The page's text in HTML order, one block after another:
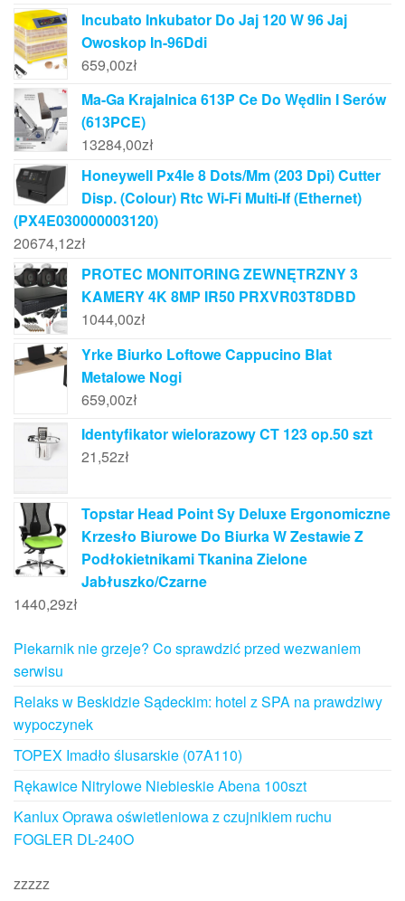
Incubato Inkubator Do Jaj 120 W 96 Jaj
Owoskop In-96Ddi
659,00zł
Ma-Ga Krajalnica 613P Ce Do Wędlin I Serów
(613PCE)
13284,00zł
Honeywell Px4Ie 8 Dots/Mm (203 Dpi) Cutter
Disp. (Colour) Rtc Wi-Fi Multi-If (Ethernet)
(PX4E030000003120)
20674,12zł
PROTEC MONITORING ZEWNĘTRZNY 3
KAMERY 4K 8MP IR50 PRXVR03T8DBD
1044,00zł
Yrke Biurko Loftowe Cappucino Blat
Metalowe Nogi
659,00zł
Identyfikator wielorazowy CT 123 op.50 szt
21,52zł
Topstar Head Point Sy Deluxe Ergonomiczne
Krzesło Biurowe Do Biurka W Zestawie Z
Podłokietnikami Tkanina Zielone
Jabłuszko/Czarne
1440,29zł
Piekarnik nie grzeje? Co sprawdzić przed wezwaniem
serwisu
Relaks w Beskidzie Sądeckim: hotel z SPA na prawdziwy
wypoczynek
TOPEX Imadło ślusarskie (07A110)
Rękawice Nitrylowe Niebieskie Abena 100szt
Kanlux Oprawa oświetleniowa z czujnikiem ruchu
FOGLER DL-240O
zzzzz